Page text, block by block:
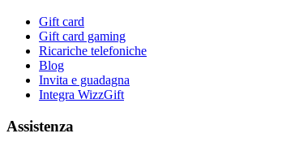
Gift card
Gift card gaming
Ricariche telefoniche
Blog
Invita e guadagna
Integra WizzGift
Assistenza